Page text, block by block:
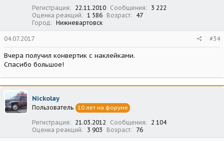
Регистрация 22.11.2010 Сообщения
3 222
Оценка реакций
1 586 Возраст
47
Город
Нижневартовск
04.07.2017 #34
Вчера получил конвертик с наклейками.
Спасибо большое!
Nickolay
Пользователь 10 лет на форуме
Регистрация 21.03.2012 Сообщения
2 104
Оценка реакций
3 903 Возраст 76